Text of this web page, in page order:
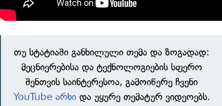
თუ სტატიაში განხილული თემა და ზოგადად:
მეცნიერებისა და ტექნოლოგიების სფერო
შენთვის საინტერესოა, გამოიწერე ჩვენი
YouTube არხიდა უყურე თემატურ ვიდეოებს.